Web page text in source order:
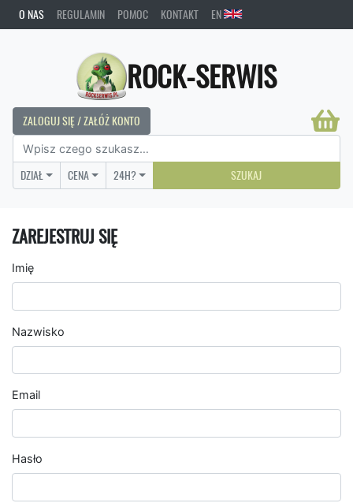
O NAS REGULAMIN POMOC KONTAKT EN
ROCK-SERWIS
ZALOGUJ SIĘ / ZAŁÓŻ KONTO
DZIAŁ CENA 24H? SZUKAJ
ZAREJESTRUJ SIĘ
Imię
Nazwisko
Email
Hasło